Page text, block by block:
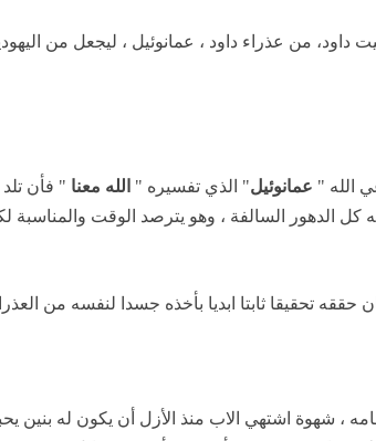
داود، من عذراء داود ، عمانوئيل ، ليجعل من
الله " عمانوئيل" الذي تفسيره " الله معنا " فأن
السالفة ، وهو يترصد الوقت والمناسبة لكي
حققه تحقيقا ثابتا ابديا بأخذه جسدا لنفسه من
، شهوة اشتهي الاب منذ الأزل أن يكون له بنين